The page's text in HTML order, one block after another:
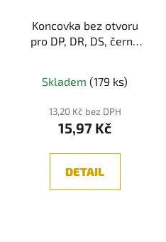
Koncovka bez otvoru
pro DP, DR, DS, černá
Skladem (179 ks)
13,20 Kč bez DPH
15,97 Kč
DETAIL